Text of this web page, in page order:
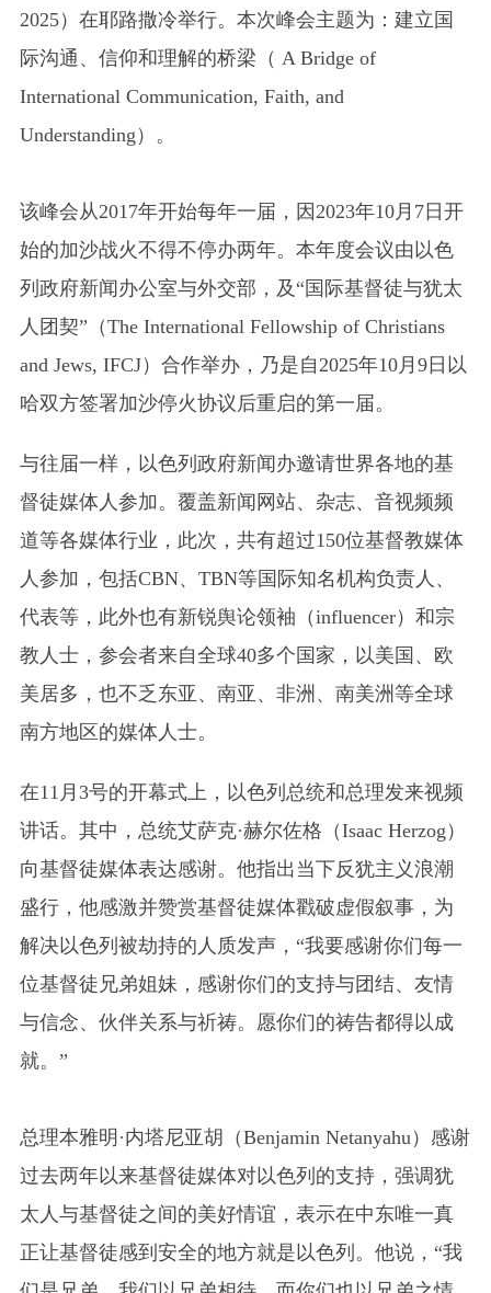
2025）在耶路撒冷举行。本次峰会主题为：建立国
际沟通、信仰和理解的桥梁（ A Bridge of
International Communication, Faith, and
Understanding）。
该峰会从2017年开始每年一届，因2023年10月7日开
始的加沙战火不得不停办两年。本年度会议由以色
列政府新闻办公室与外交部，及“国际基督徒与犹太
人团契”（The International Fellowship of Christians
and Jews, IFCJ）合作举办，乃是自2025年10月9日以
哈双方签署加沙停火协议后重启的第一届。
与往届一样，以色列政府新闻办邀请世界各地的基
督徒媒体人参加。覆盖新闻网站、杂志、音视频频
道等各媒体行业，此次，共有超过150位基督教媒体
人参加， 包括CBN、TBN等国际知名机构负责人、
代表等，此外也有新锐舆论领袖（influencer）和宗
教人士，参会者来自全球40多个国家，以美国、欧
美居多，也不乏东亚、南亚、非洲、南美洲等全球
南方地区的媒体人士。
在11月3号的开幕式上，以色列总统和总理发来视频
讲话。其中，总统艾萨克·赫尔佐格（Isaac Herzog）
向基督徒媒体表达感谢。他指出当下反犹主义浪潮
盛行，他感激并赞赏基督徒媒体戳破虚假叙事，为
解决以色列被劫持的人质发声，“我要感谢你们每一
位基督徒兄弟姐妹，感谢你们的支持与团结、友情
与信念、伙伴关系与祈祷。愿你们的祷告都得以成
就。”
总理本雅明·内塔尼亚胡（Benjamin Netanyahu）感谢
过去两年以来基督徒媒体对以色列的支持，强调犹
太人与基督徒之间的美好情谊，表示在中东唯一真
正让基督徒感到安全的地方就是以色列。他说，“我